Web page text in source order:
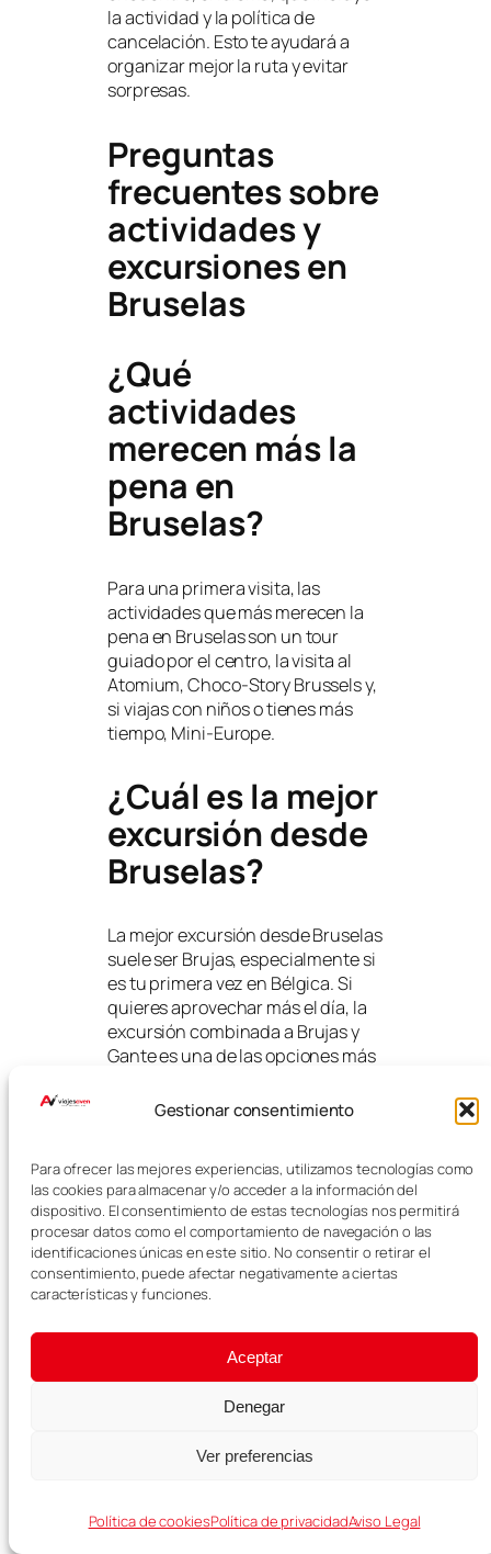
Gestionar consentimiento
Para ofrecer las mejores experiencias, utilizamos tecnologías como
las cookies para almacenar y/o acceder a la información del
dispositivo. El consentimiento de estas tecnologías nos permitirá
procesar datos como el comportamiento de navegación o las
identificaciones únicas en este sitio. No consentir o retirar el
consentimiento, puede afectar negativamente a ciertas
características y funciones.
Aceptar
Denegar
Ver preferencias
Política de cookiesPolítica de privacidadAviso Legal
la actividad y la política de
cancelación. Esto te ayudará a
organizar mejor la ruta y evitar
sorpresas.
Preguntas
frecuentes sobre
actividades y
excursiones en
Bruselas
¿Qué
actividades
merecen más la
pena en
Bruselas?
Para una primera visita, las
actividades que más merecen la
pena en Bruselas son un tour
guiado por el centro, la visita al
Atomium, Choco-Story Brussels y,
si viajas con niños o tienes más
tiempo, Mini-Europe.
¿Cuál es la mejor
excursión desde
Bruselas?
La mejor excursión desde Bruselas
suele ser Brujas, especialmente si
es tu primera vez en Bélgica. Si
quieres aprovechar más el día, la
excursión combinada a Brujas y
Gante es una de las opciones más
visitar Brujas y
Gante en un día?
Sí, merece la pena si tienes poco
tiempo y quieres conocer dos
ciudades muy bonitas en una sola
jornada. Eso sí, será una excursión
intensa, por lo que si prefieres ir
con más calma puedes dedicar el
visitar